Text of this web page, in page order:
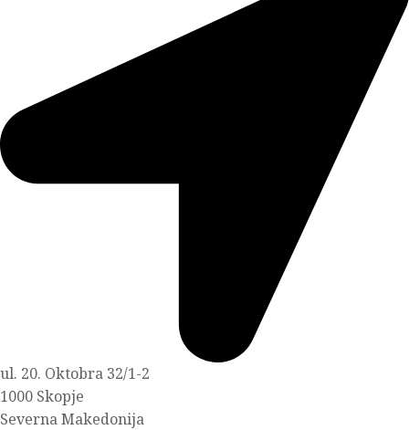
ul. 20. Oktobra 32/1-2
1000 Skopje
Severna Makedonija